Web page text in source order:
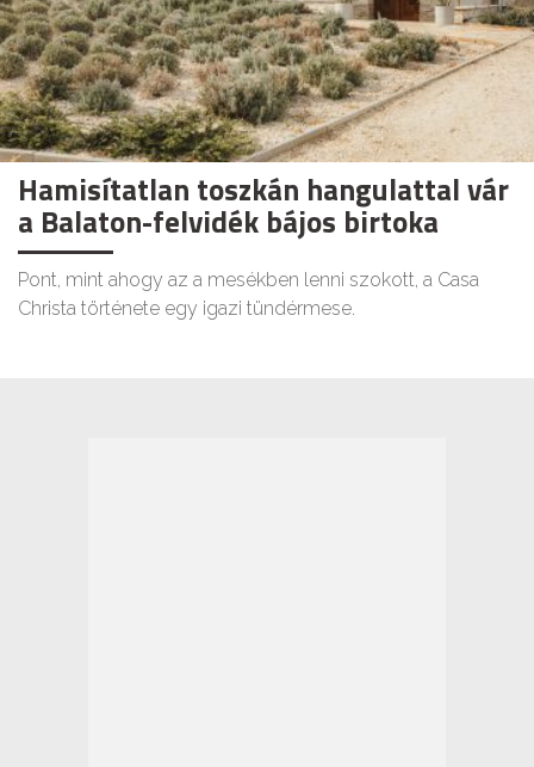
Hamisítatlan toszkán hangulattal vár
a Balaton-felvidék bájos birtoka
Pont, mint ahogy az a mesékben lenni szokott, a Casa
Christa története egy igazi tündérmese.